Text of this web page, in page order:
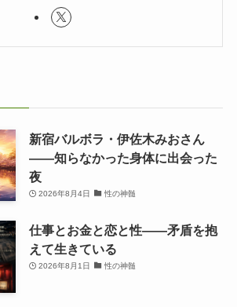
新宿バルボラ・伊佐木みおさん
――知らなかった身体に出会った
夜
2026年8月4日 性の神髄
仕事とお金と恋と性——矛盾を抱
えて生きている
2026年8月1日 性の神髄